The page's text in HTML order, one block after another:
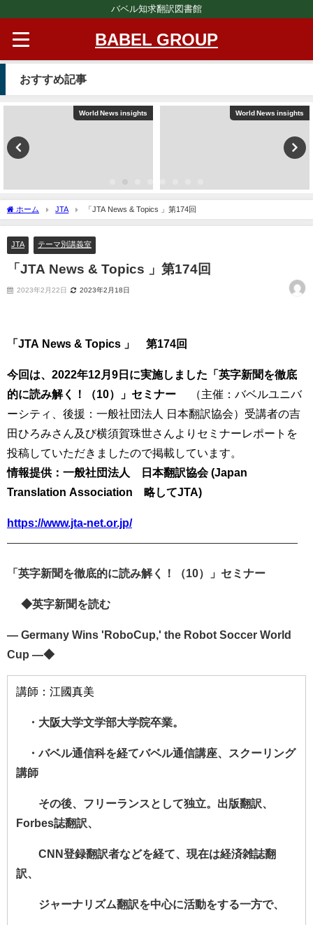
バベル知求翻訳図書館
BABEL GROUP
おすすめ記事
World News insights World News insights
ホーム JTA 「JTA News & Topics 」第174回
JTA テーマ別講義室
「JTA News & Topics 」第174回
2023年2月22日 2023年2月18日
「 JTA News & Topics 」 第174回
今回は、 2022年12 月 9 日に実施しました「英字新聞を徹底
的に読み解く！（10）」セミナー
（主催：バベルユニバ
ーシティ、後援：一般社団法人 日本翻訳協会）受講者の吉
田ひろみさん及び横須賀珠世さんよりセミナーレポートを
投稿していただきましたので掲載しています。
情報提供：一般社団法人 日本翻訳協会(Japan
Translation Association 略してJTA)
https://www.jta-net.or.jp/
――――――――――――――――――――――――――
「英字新聞を徹底的に読み解く！（10）」セミナー
◆英字新聞を読む
― Germany Wins 'RoboCup,' the Robot Soccer World
Cup ―◆
講師：江國真美
・大阪大学文学部大学院卒業。
・バベル通信科を経てバベル通信講座、スクーリング
講師
その後、フリーランスとして独立。出版翻訳、
Forbes誌翻訳、
CNN登録翻訳者などを経て、現在は経済雑誌翻
訳、
ジャーナリズム翻訳を中心に活動をする一方で、